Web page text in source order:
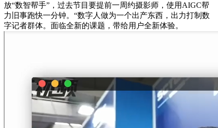
放“数智帮手”，过去节目要提前一周约摄影师，使用AIGC帮
力旧事跑快一分钟。“数字人做为一个出产东西，出力打制数
字记者群体。面临全新的课题，带给用户全新体验。